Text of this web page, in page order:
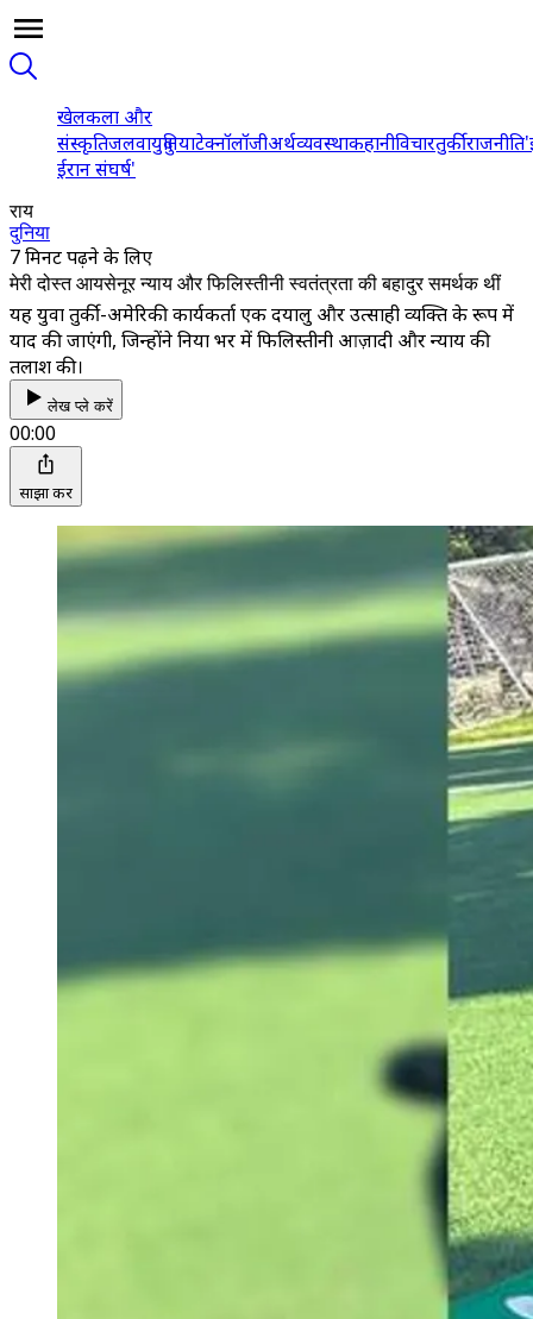
खेलकला और
संस्कृतिजलवायुदुनियाटेक्नॉलॉजीअर्थव्यवस्थाकहानीविचारतुर्कीराजनीति
ईरान संघर्ष'
राय
दुनिया
7 मिनट पढ़ने के लिए
मेरी दोस्त आयसेनूर न्याय और फिलिस्तीनी स्वतंत्रता की बहादुर समर्थक थीं
यह युवा तुर्की-अमेरिकी कार्यकर्ता एक दयालु और उत्साही व्यक्ति के रूप में
याद की जाएंगी, जिन्होंने दुनिया भर में फिलिस्तीनी आज़ादी और न्याय की
तलाश की।
लेख प्ले करें
00:00
साझा करें